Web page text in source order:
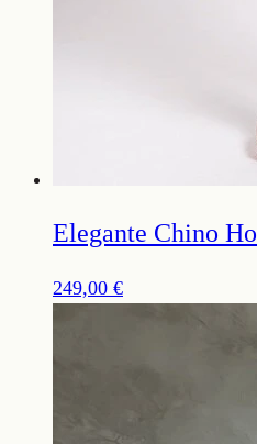
Elegante Chino
249,00 €